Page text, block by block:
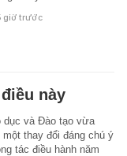
giờ trước
này
dục và Đào tạo vừa
một thay đổi đáng chú ý
tác điều hành năm